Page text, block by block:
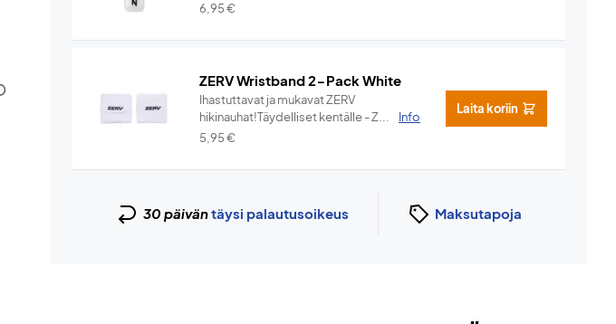
6,95€
ZERV Wristband 2-Pack White
Ihastuttavat ja mukavat ZERV
hikinauhat!Täydelliset kentälle - Z...
Info
5,95€
Laita koriin
30 päiväntäysi palautusoikeus Maksutapoja